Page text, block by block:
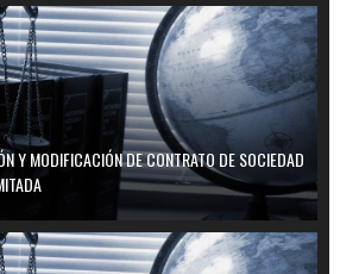
Y MODIFICACIÓN DE CONTRATO DE SOCIEDAD